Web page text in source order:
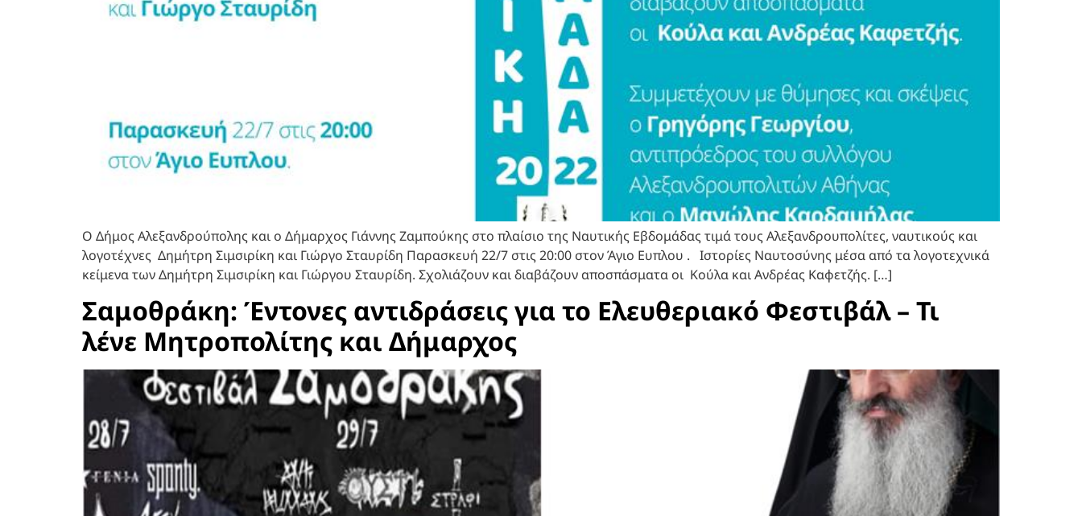
Ο Δήμος Αλεξανδρούπολης και ο Δήμαρχος Γιάννης Ζαμπούκης στο πλαίσιο της Ναυτικής Εβδομάδας τιμά τους Αλεξανδρουπολίτες, ναυτικούς και
λογοτέχνες Δημήτρη Σιμσιρίκη και Γιώργο Σταυρίδη Παρασκευή 22/7 στις 20:00 στον Άγιο Ευπλου . Ιστορίες Ναυτοσύνης μέσα από τα λογοτεχνικά
κείμενα των Δημήτρη Σιμσιρίκη και Γιώργου Σταυρίδη. Σχολιάζουν και διαβάζουν αποσπάσματα οι Κούλα και Ανδρέας Καφετζής. […]
Σαμοθράκη: Έντονες αντιδράσεις για το Ελευθεριακό Φεστιβάλ – Τι
λένε Μητροπολίτης και Δήμαρχος